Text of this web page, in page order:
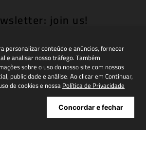
personalizar conteúdo e anúncios, fornecer
e analisar nosso tráfego. Também
sobre o uso do nosso site com nossos
publicidade e análise. Ao clicar em Continuar,
de cookies e nossaPolítica de Privacidade
Concordar e fechar
join us!
promoções e muito mais